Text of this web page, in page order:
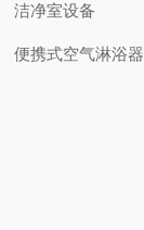
洁净室设备
便携式空气淋浴器